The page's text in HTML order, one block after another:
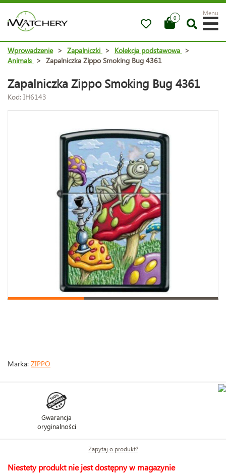
0
Menu
Wprowadzenie > Zapalniczki > Kolekcja podstawowa >
Animals > Zapalniczka Zippo Smoking Bug 4361
Zapalniczka Zippo Smoking Bug 4361
Kod: IH6143
Marka: ZIPPO
Gwarancja
oryginalności
Zapytaj o produkt?
Niestety produkt nie jest dostępny w magazynie